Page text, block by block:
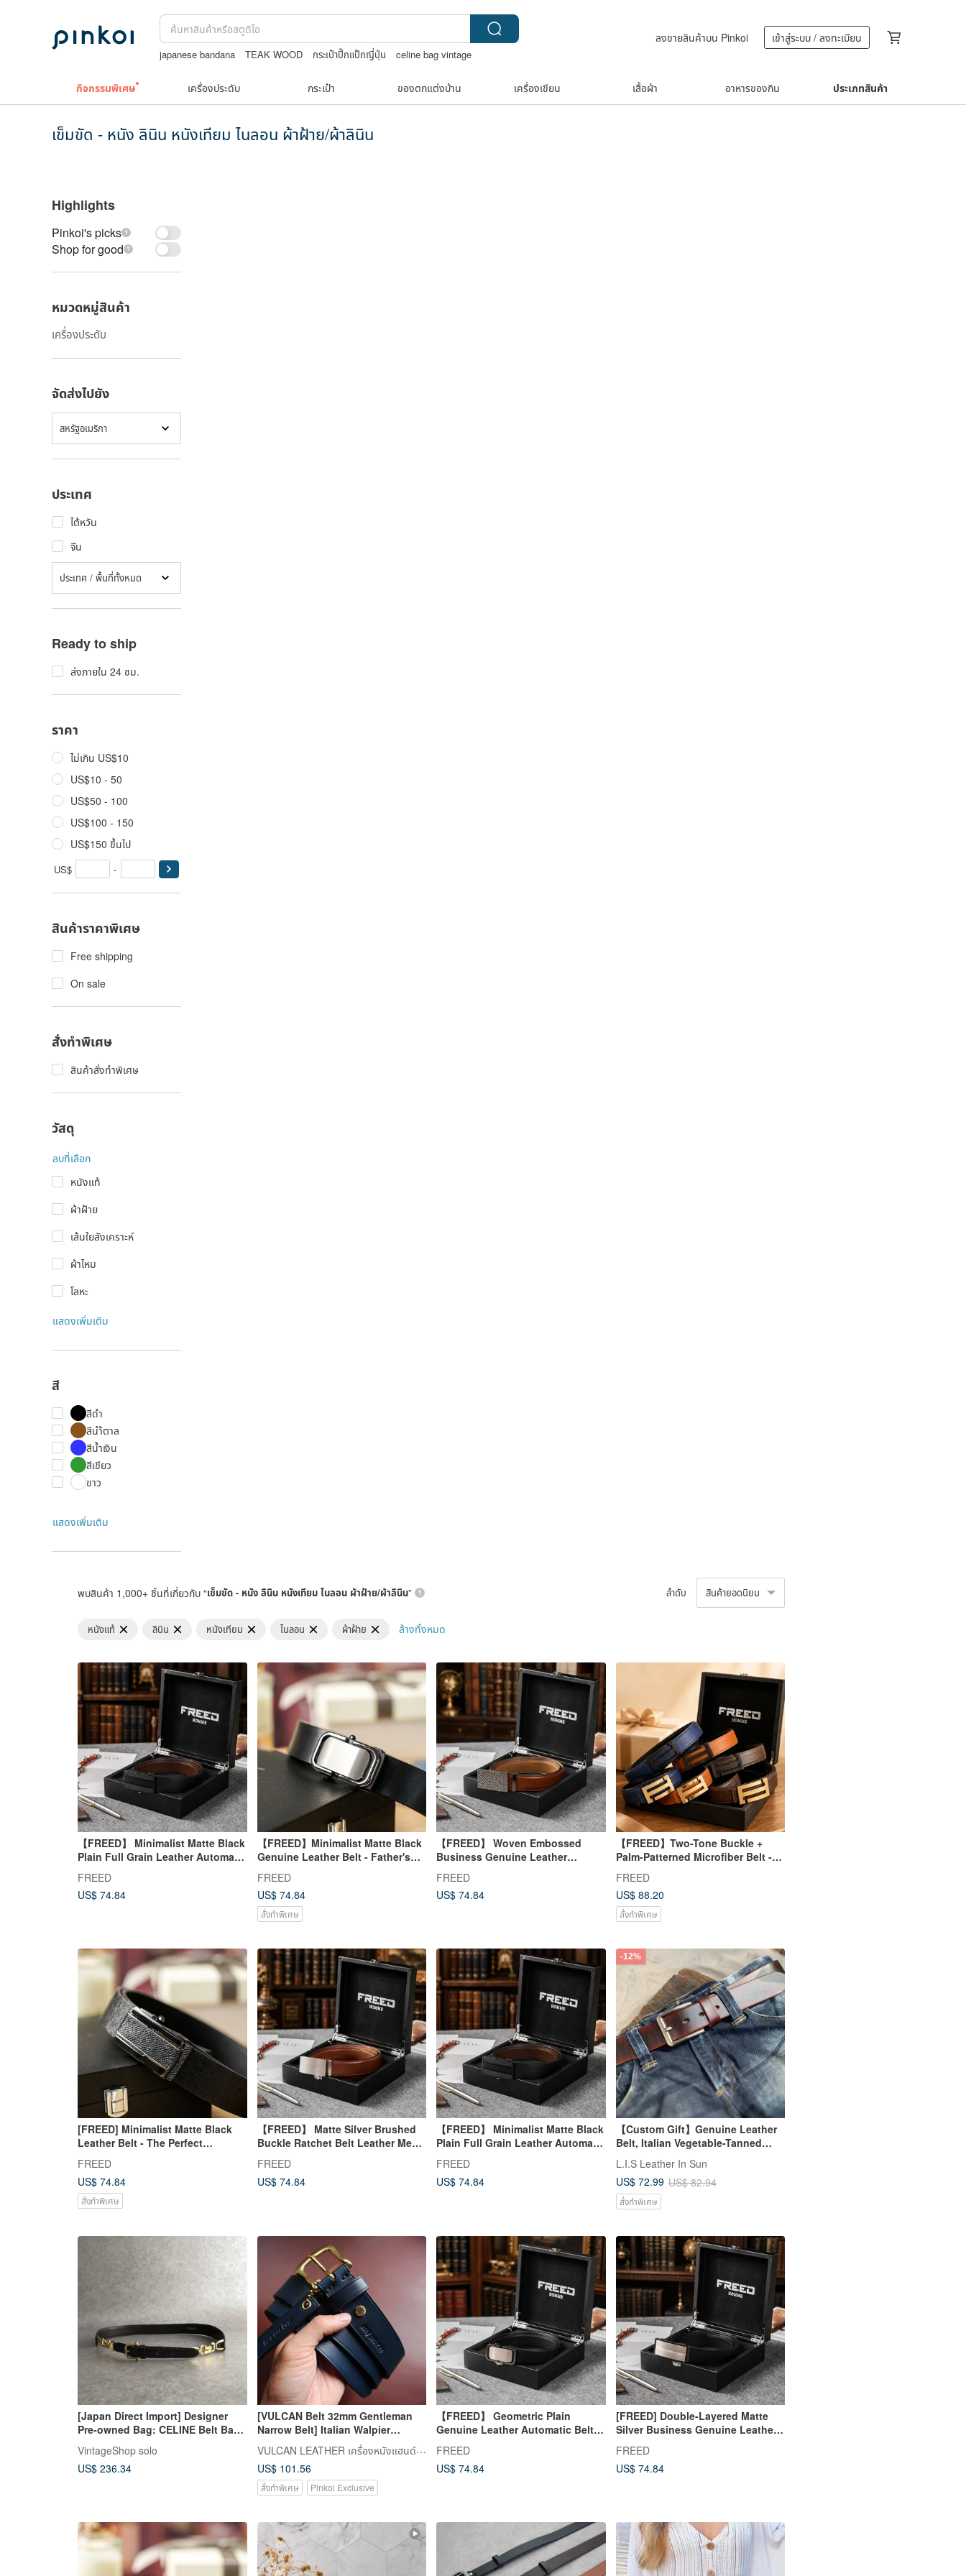
japanese bandana TEAK WOOD กระเป๋าปิ๊กแป๊กญี่ปุ่น
celine bag vintage
ลงขายสินค้าบน Pinkoi เข้าสู่ระบบ / ลงทะเบียน
กิจกรรมพิเศษ เครื่องประดับ กระเป๋า ของตกแต่งบ้าน เครื่องเขียน เสื้อผ้า อาหารของกิน ประเภทสินค้า
เข็มขัด - หนัง ลินิน หนังเทียม ไนลอน ผ้าฝ้าย/ผ้าลินิน
Highlights
Pinkoi's picks
Shop for good
หมวดหมู่สินค้า
เครื่องประดับ
จัดส่งไปยัง
สหรัฐอเมริกา
ประเทศ
ไต้หวัน
จีน
ประเทศ / พื้นที่ทั้งหมด
Ready to ship
ส่งภายใน 24 ชม.
ราคา
ไม่เกิน US$10
US$10 - 50
US$50 - 100
US$100 - 150
US$150 ขึ้นไป
US$ -
สินค้าราคาพิเศษ
Free shipping
On sale
สั่งทำพิเศษ
สินค้าสั่งทำพิเศษ
วัสดุ
ลบที่เลือก
หนังแท้
ผ้าฝ้าย
เส้นใยสังเคราะห์
ผ้าไหม
โลหะ
แสดงเพิ่มเติม
สี
สีดำ
สีนำ้ตาล
สีน้ำเงิน
สีเขียว
ขาว
แสดงเพิ่มเติม
พบสินค้า 1,000+ ชิ้นที่เกี่ยวกับ “เข็มขัด - หนัง ลินิน หนังเทียม ไนลอน ผ้าฝ้าย/ผ้าลินิน” ลำดับ สินค้ายอดนิยม
หนังแท้ ลินิน หนังเทียม ไนลอน ผ้าฝ้าย ล้างทั้งหมด
【FREED】 Minimalist Matte Black
Plain Full Grain Leather Automatic
FREED
US$ 74.84
【FREED】Minimalist Matte Black
Genuine Leather Belt - Father's
FREED
US$ 74.84
สั่งทำพิเศษ
【FREED】 Woven Embossed
Business Genuine Leather
Promotion Gift
FREED
US$ 74.84
【FREED】Two-Tone Buckle +
Palm-Patterned Microfiber Belt -
Recommendation
FREED
US$ 88.20
สั่งทำพิเศษ
[FREED] Minimalist Matte Black
Leather Belt - The Perfect
FREED
US$ 74.84
สั่งทำพิเศษ
【FREED】 Matte Silver Brushed
Buckle Ratchet Belt Leather Men's
FREED
US$ 74.84
【FREED】 Minimalist Matte Black
Plain Full Grain Leather Automatic
FREED
US$ 74.84
-12%
【Custom Gift】Genuine Leather
Belt, Italian Vegetable-Tanned
Father's Day Gift
L.I.S Leather In Sun
US$ 72.99 US$ 82.94
สั่งทำพิเศษ
[Japan Direct Import] Designer
Pre-owned Bag: CELINE Belt Bag,
Black, Horse Carriage Design,
Leather, Vintage, Old, ykpypt
VintageShop solo
US$ 236.34
[VULCAN Belt 32mm Gentleman
Narrow Belt] Italian Walpier
Saddle Leather Multicolor
VULCAN LEATHER เครื่องหนังแฮนด์เมดระดับพรีเมียม
US$ 101.56
สั่งทำพิเศษ Pinkoi Exclusive
【FREED】 Geometric Plain
Genuine Leather Automatic Belt -
Gunmetal Business Gift
FREED
US$ 74.84
[FREED] Double-Layered Matte
Silver Business Genuine Leather
Automatic Belt Leather Birthday
Gift
FREED
US$ 74.84